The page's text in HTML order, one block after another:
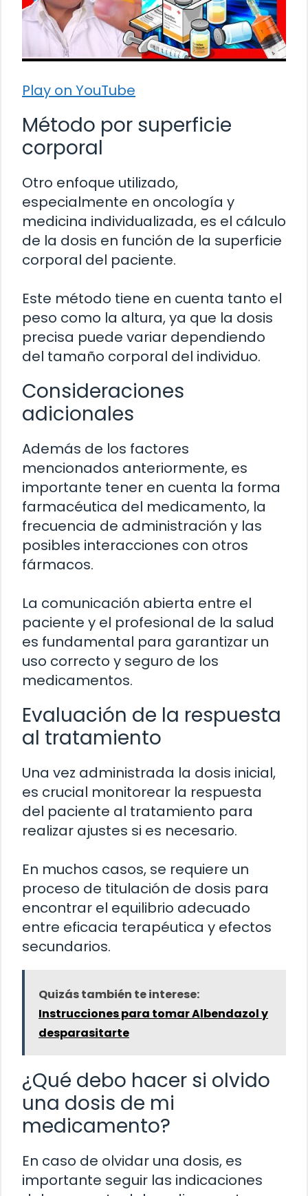
Play on YouTube
Método por superficie
corporal
Otro enfoque utilizado,
especialmente en oncología y
medicina individualizada, es el cálculo
de la dosis en función de la superficie
corporal del paciente.
Este método tiene en cuenta tanto el
peso como la altura, ya que la dosis
precisa puede variar dependiendo
del tamaño corporal del individuo.
Consideraciones
adicionales
Además de los factores
mencionados anteriormente, es
importante tener en cuenta la forma
farmacéutica del medicamento, la
frecuencia de administración y las
posibles interacciones con otros
fármacos.
La comunicación abierta entre el
paciente y el profesional de la salud
es fundamental para garantizar un
uso correcto y seguro de los
medicamentos.
Evaluación de la respuesta
al tratamiento
Una vez administrada la dosis inicial,
es crucial monitorear la respuesta
del paciente al tratamiento para
realizar ajustes si es necesario.
En muchos casos, se requiere un
proceso de titulación de dosis para
encontrar el equilibrio adecuado
entre eficacia terapéutica y efectos
secundarios.
Quizás también te interese:
Instrucciones para tomar Albendazol y
desparasitarte
¿Qué debo hacer si olvido
una dosis de mi
medicamento?
En caso de olvidar una dosis, es
importante seguir las indicaciones